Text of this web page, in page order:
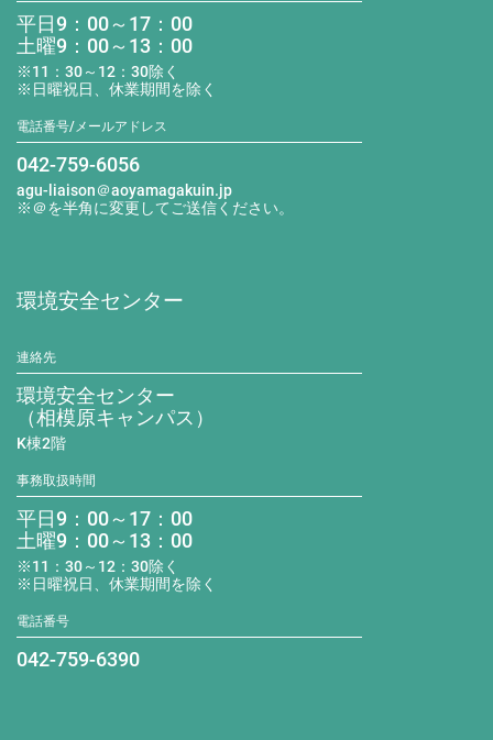
平日9：00～17：00
土曜9：00～13：00
※11：30～12：30除く
※日曜祝日、休業期間を除く
電話番号/メールアドレス
042-759-6056
agu-liaison＠aoyamagakuin.jp
※＠を半角に変更してご送信ください。
環境安全センター
連絡先
環境安全センター
（相模原キャンパス）
K棟2階
事務取扱時間
平日9：00～17：00
土曜9：00～13：00
※11：30～12：30除く
※日曜祝日、休業期間を除く
電話番号
042-759-6390